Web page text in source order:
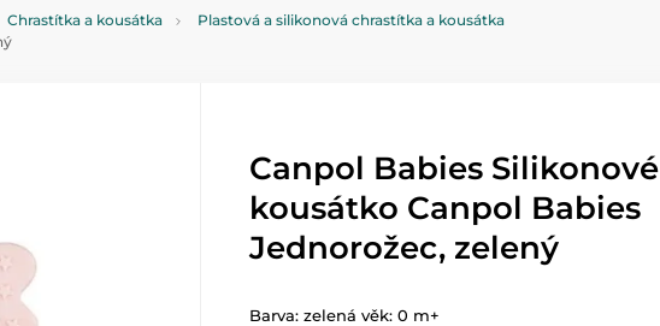
Chrastítka a kousátka
Plastová a silikonová chrastítka a kousátka
Canpol Babies Silikonové
kousátko Canpol Babies
Jednorožec, zelený
Barva: zelená věk: 0 m+